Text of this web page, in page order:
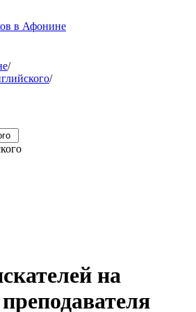
в Афонине
/
/
на